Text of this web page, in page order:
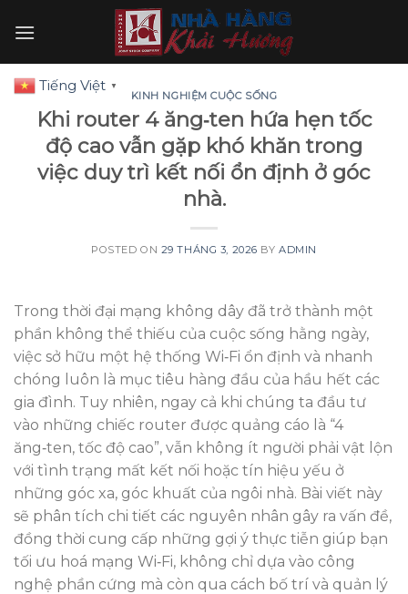
KINH NGHIỆM CUỘC SỐNG
Khi router 4 ăng‑ten hứa hẹn tốc
độ cao vẫn gặp khó khăn trong
việc duy trì kết nối ổn định ở góc
nhà.
POSTED ON 29 THÁNG 3, 2026 BY ADMIN
Trong thời đại mạng không dây đã trở thành một
phần không thể thiếu của cuộc sống hằng ngày,
việc sở hữu một hệ thống Wi‑Fi ổn định và nhanh
chóng luôn là mục tiêu hàng đầu của hầu hết các
gia đình. Tuy nhiên, ngay cả khi chúng ta đầu tư
vào những chiếc router được quảng cáo là “4
ăng‑ten, tốc độ cao”, vẫn không ít người phải vật lộn
với tình trạng mất kết nối hoặc tín hiệu yếu ở
những góc xa, góc khuất của ngôi nhà. Bài viết này
sẽ phân tích chi tiết các nguyên nhân gây ra vấn đề,
đồng thời cung cấp những gợi ý thực tiễn giúp bạn
tối ưu hoá mạng Wi‑Fi, không chỉ dựa vào công
nghệ phần cứng mà còn qua cách bố trí và quản lý
Tiếng Việt ▼